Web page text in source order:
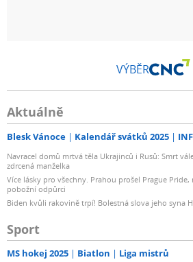
VÝBĚR
Aktuálně
Blesk Vánoce Kalendář svátků 2025
Navracel domů mrtvá těla Ukrajinců i Rusů: Smrt
zdrcená manželka
Více lásky pro všechny. Prahou prošel Prague
pobožní odpůrci
Biden kvůli rakovině trpí! Bolestná slova jeho syna
Sport
MS hokej 2025 Biatlon Liga mistrů